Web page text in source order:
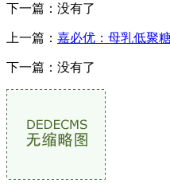
下一篇：没有了
上一篇： 嘉必优：母乳低聚
下一篇：没有了